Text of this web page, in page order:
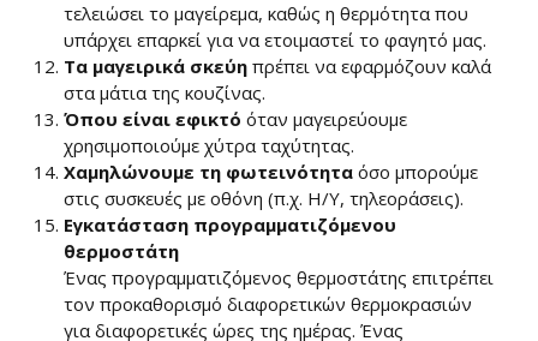
τελειώσει το μαγείρεμα, καθώς η θερμότητα που
υπάρχει επαρκεί για να ετοιμαστεί το φαγητό μας.
Τα μαγειρικά σκεύηπρέπει να εφαρμόζουν καλά
στα μάτια της κουζίνας.
Όπου είναι εφικτό όταν μαγειρεύουμε
χρησιμοποιούμε χύτρα ταχύτητας.
Χαμηλώνουμε τη φωτεινότητα όσο μπορούμε
στις συσκευές με οθόνη (π.χ. Η/Υ, τηλεοράσεις).
Εγκατάσταση προγραμματιζόμενου
θερμοστάτη
Ένας προγραμματιζόμενος θερμοστάτης επιτρέπει
τον προκαθορισμό διαφορετικών θερμοκρασιών
για διαφορετικές ώρες της ημέρας. Ένας